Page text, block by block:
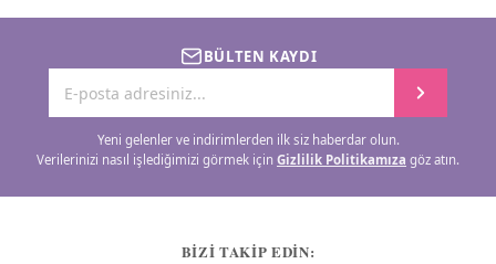
BÜLTEN KAYDI
Yeni gelenler ve indirimlerden ilk siz haberdar olun.
Verilerinizi nasıl işlediğimizi görmek için Gizlilik Politikamıza göz atın.
BİZİ TAKİP EDİN: